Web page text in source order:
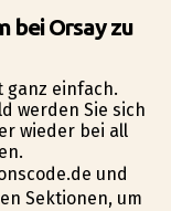
bei Orsay zu
ganz einfach.
werden Sie sich
wieder bei all
und
Sektionen, um